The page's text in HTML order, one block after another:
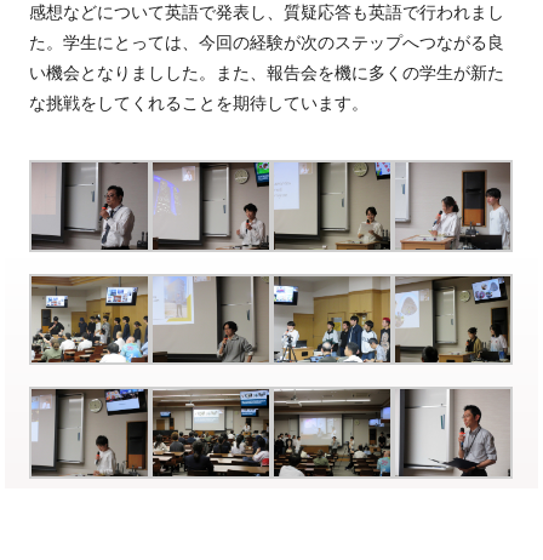
感想などについて英語で発表し、質疑応答も英語で行われまし
た。学生にとっては、今回の経験が次のステップへつながる良
い機会となりましした。また、報告会を機に多くの学生が新た
な挑戦をしてくれることを期待しています。